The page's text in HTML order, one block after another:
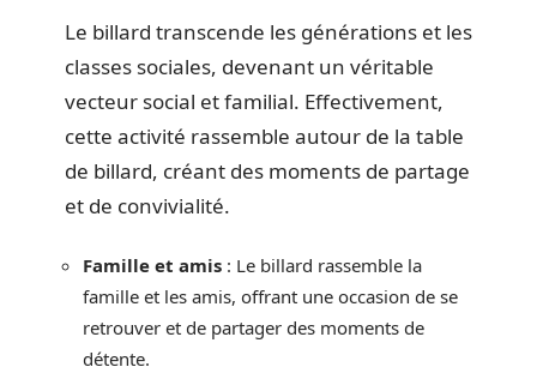
Le billard transcende les générations et les
classes sociales, devenant un véritable
vecteur social et familial. Effectivement,
cette activité rassemble autour de la table
de billard, créant des moments de partage
et de convivialité.
Famille et amis : Le billard rassemble la
famille et les amis, offrant une occasion de se
retrouver et de partager des moments de
détente.